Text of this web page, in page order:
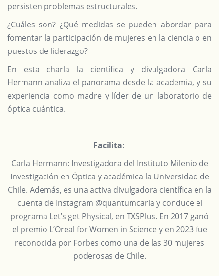
persisten problemas estructurales.
¿Cuáles son? ¿Qué medidas se pueden abordar para
fomentar la participación de mujeres en la ciencia o en
puestos de liderazgo?
En esta charla la científica y divulgadora Carla
Hermann analiza el panorama desde la academia, y su
experiencia como madre y líder de un laboratorio de
óptica cuántica.
Facilita:
Carla Hermann: Investigadora del Instituto Milenio de
Investigación en Óptica y académica la Universidad de
Chile. Además, es una activa divulgadora científica en la
cuenta de Instagram @quantumcarla y conduce el
programa Let’s get Physical, en TXSPlus. En 2017 ganó
el premio L’Oreal for Women in Science y en 2023 fue
reconocida por Forbes como una de las 30 mujeres
poderosas de Chile.